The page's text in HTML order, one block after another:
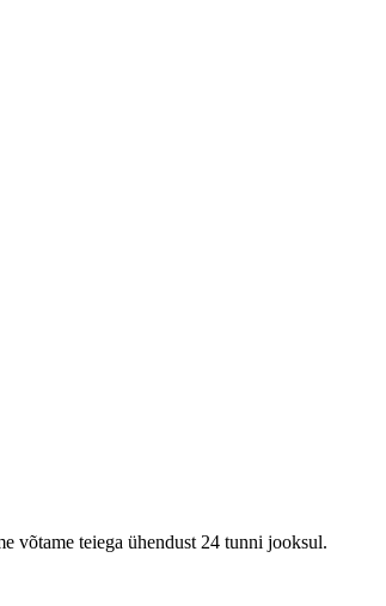
võtame teiega ühendust 24 tunni jooksul.